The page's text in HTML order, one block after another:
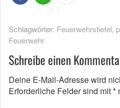
Schlagwörter: Feuerwehrstiefel,
Feuerwehr
Schreibe einen
Deine E-Mail-Adresse wird
Erforderliche Felder sind mit*